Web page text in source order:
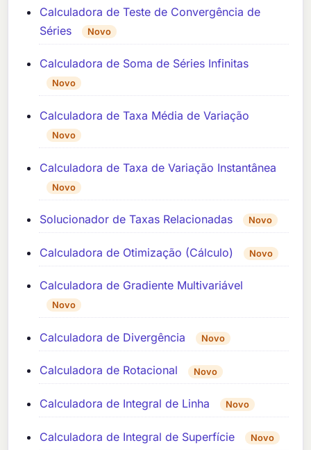
Calculadora de Teste de Convergência de
Séries
Novo
Calculadora de Soma de Séries Infinitas
Novo
Calculadora de Taxa Média de Variação
Novo
Calculadora de Taxa de Variação Instantânea
Novo
Solucionador de Taxas Relacionadas Novo
Calculadora de Otimização (Cálculo) Novo
Calculadora de Gradiente Multivariável
Novo
Calculadora de Divergência Novo
Calculadora de Rotacional Novo
Calculadora de Integral de Linha Novo
Calculadora de Integral de Superfície Novo